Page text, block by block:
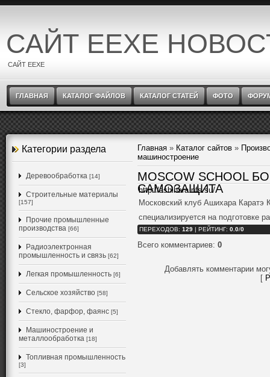
САЙТ EEXE
САЙТ EEXE
ГЛАВНАЯ КАТАЛОГ ФАЙЛОВ КАТАЛОГ СТАТЕЙ ФОТО
Категории раздела
Деревообработка [14]
Строительные материалы
[157]
Прочие промышленные
производства [66]
Радиоэлектронная
промышленность и связь [62]
Легкая промышленность [6]
Сельское хозяйство [58]
Стекло, фарфор, фаянс [5]
Машиностроение и
металлообработка [18]
Топливная промышленность
[3]
Главная » Каталог сайтов »
машиностроение
MOSCOW SCHOOL
САМОЗАЩИТА
http://ashihara.nfs.su/
Московский клуб Ашихара Каратэ
специализируется на подготовке
ПЕРЕХОДОВ: 129 | РЕЙТИНГ: 0.0/0
Всего комментариев: 0
Добавлять комментарии
[